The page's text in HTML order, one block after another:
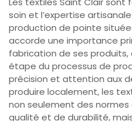
soin et l’expertise
production de pointe
accorde une importance
fabrication de ses
étape du processus de
précision et attention aux
produire localement, les
non seulement des
qualité et de durabilité,